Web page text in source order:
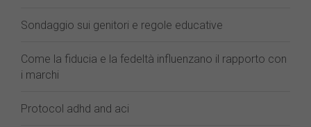
Sondaggio sui genitori e regole educative
Come la fiducia e la fedeltà influenzano il rapporto con
i marchi
Protocol adhd and aci